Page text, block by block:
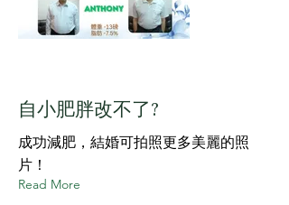
自小肥胖改不了?
成功減肥，結婚可拍照更多美麗的照
片！
Read More